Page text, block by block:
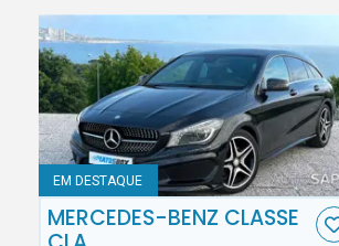
EM DESTAQUE
MERCEDES-BENZ CLASSE